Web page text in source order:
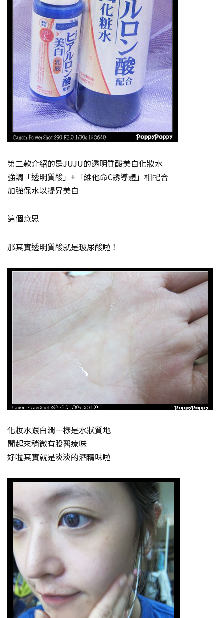
第二款介紹的是JUJU的透明質酸美白化妝水
強調「透明質酸」+「維他命C誘導體」相配合
加強保水以提昇美白
這個意思
那其實透明質酸就是玻尿酸啦！
化妝水跟白潤一樣是水狀質地
聞起來稍微有股醫療味
好啦其實就是淡淡的酒精味啦